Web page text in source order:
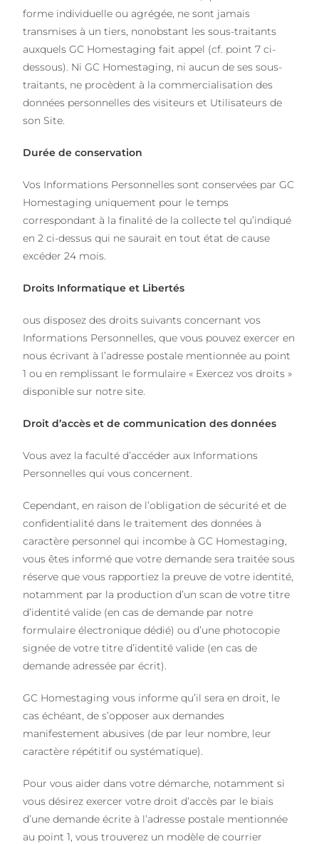
forme individuelle ou agrégée, ne sont jamais
transmises à un tiers, nonobstant les sous-traitants
auxquels GC Homestaging fait appel (cf. point 7 ci-
dessous). Ni GC Homestaging, ni aucun de ses sous-
traitants, ne procèdent à la commercialisation des
données personnelles des visiteurs et Utilisateurs de
son Site.
Durée de conservation
Vos Informations Personnelles sont conservées par GC
Homestaging uniquement pour le temps
correspondant à la finalité de la collecte tel qu’indiqué
en 2 ci-dessus qui ne saurait en tout état de cause
excéder 24 mois.
Droits Informatique et Libertés
ous disposez des droits suivants concernant vos
Informations Personnelles, que vous pouvez exercer en
nous écrivant à l’adresse postale mentionnée au point
1 ou en remplissant le formulaire « Exercez vos droits »
disponible sur notre site.
Droit d’accès et de communication des données
Vous avez la faculté d’accéder aux Informations
Personnelles qui vous concernent.
Cependant, en raison de l’obligation de sécurité et de
confidentialité dans le traitement des données à
caractère personnel qui incombe à GC Homestaging,
vous êtes informé que votre demande sera traitée sous
réserve que vous rapportiez la preuve de votre identité,
notamment par la production d’un scan de votre titre
d’identité valide (en cas de demande par notre
formulaire électronique dédié) ou d’une photocopie
signée de votre titre d’identité valide (en cas de
demande adressée par écrit).
GC Homestaging vous informe qu’il sera en droit, le
cas échéant, de s’opposer aux demandes
manifestement abusives (de par leur nombre, leur
caractère répétitif ou systématique).
Pour vous aider dans votre démarche, notamment si
vous désirez exercer votre droit d’accès par le biais
d’une demande écrite à l’adresse postale mentionnée
au point 1, vous trouverez un modèle de courrier